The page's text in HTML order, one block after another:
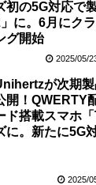
初の5G対応で
に。6月にク
グ開始
2025/05/
が次期
開！QWERTY
ド搭載スマホ
に。新たに5G
2025/